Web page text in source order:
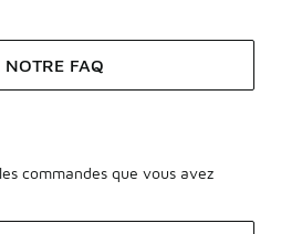
NOTRE FAQ
commandes que vous avez